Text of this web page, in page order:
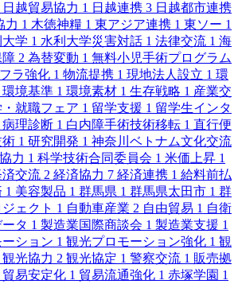
日越貿易協力 1 日越連携 3 日越都市連携
力 1 木徳神糧 1 東アジア連携 1 東ソー 1
学 1 水利大学災害対話 1 法律交流 1 海
障 2 為替変動 1 無料小児手術プログラム
ラ強化 1 物流提携 1 現地法人設立 1 環
環境基準 1 環境素材 1 生存戦略 1 産業交
・就職フェア 1 留学支援 1 留学生インタ
病理診断 1 白内障手術技術移転 1 直行便
術 1 研究開発 1 神奈川ベトナム文化交流
力 1 科学技術合同委員会 1 米価上昇 1
済交流 2 経済協力 7 経済連携 1 給料前払
1 美容製品 1 群馬県 1 群馬県太田市 1 群
ェクト 1 自動車産業 2 自由貿易 1 自衛
タ 1 製造業国際商談会 1 製造業支援 1
ション 1 観光プロモーション強化 1 観
観光協力 2 観光協定 1 警察交流 1 販売拠
貿易安定化 1 貿易流通強化 1 赤塚学園 1